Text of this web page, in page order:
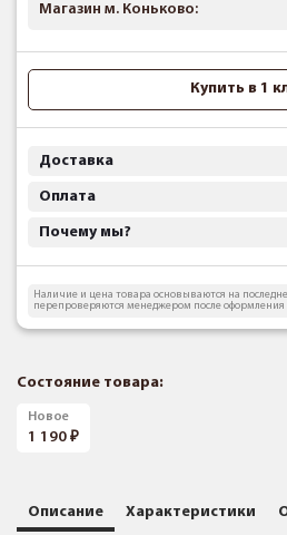
Магазин м. Коньково:
Купить в 1
Доставка
Оплата
Почему мы?
Наличие и цена товара основываются на
перепроверяются менеджером после оформления
Состояние товара:
Новое
1 190
Описание Характеристики